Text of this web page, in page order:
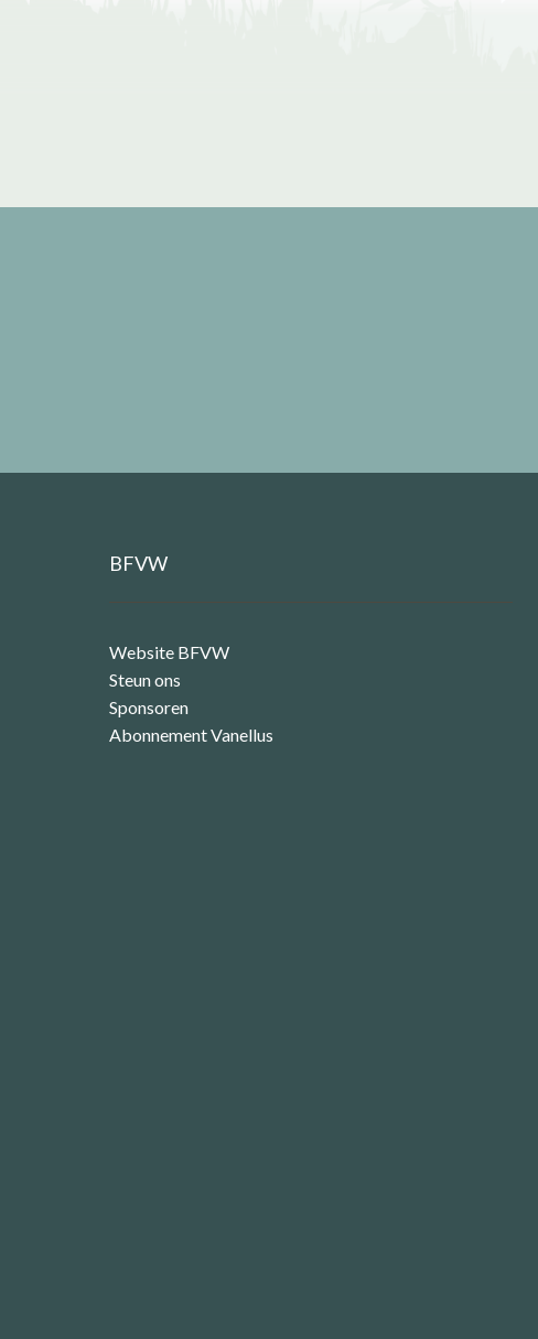
BFVW
Website BFVW
Steun ons
Sponsoren
Abonnement Vanellus